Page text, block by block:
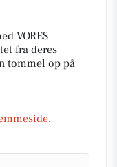
VORES
fra deres
tommel op på
.